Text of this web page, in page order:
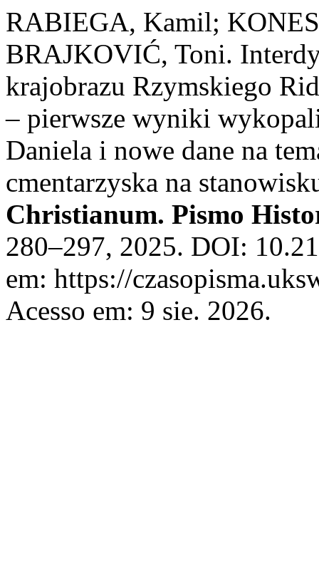
RABIEGA, Kamil;
BRAJKOVIĆ, Toni.
krajobrazu Rzymskiego
– pierwsze wyniki
Daniela i nowe dane na
cmentarzyska na
Christianum. Pismo
280–297, 2025. DOI:
em: https://
Acesso em: 9 sie. 2026.